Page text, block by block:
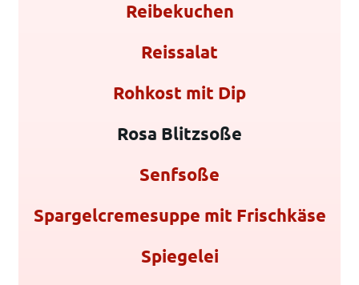
Reibekuchen
Reissalat
Rohkost mit Dip
Rosa Blitzsoße
Senfsoße
Spargelcremesuppe mit Frischkäse
Spiegelei